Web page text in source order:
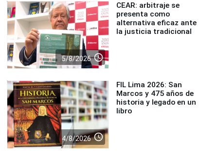
5/8/2026 access_time
CEAR: arbitraje se
presenta como
alternativa eficaz ante
la justicia tradicional
4/8/2026 access_time
FIL Lima 2026: San
Marcos y 475 años de
historia y legado en un
libro